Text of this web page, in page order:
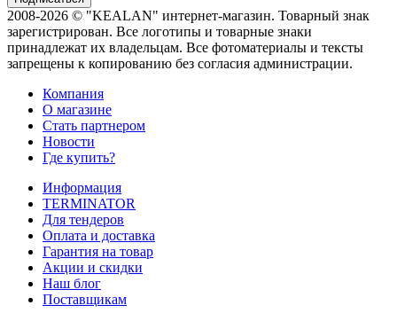
2008-2026 © "KEALAN" интернет-магазин. Товарный знак
зарегистрирован. Все логотипы и товарные знаки
принадлежат их владельцам. Все фотоматериалы и тексты
запрещены к копированию без согласия администрации.
Компания
О магазине
Стать партнером
Новости
Где купить?
Информация
TERMINATOR
Для тендеров
Оплата и доставка
Гарантия на товар
Акции и скидки
Наш блог
Поставщикам